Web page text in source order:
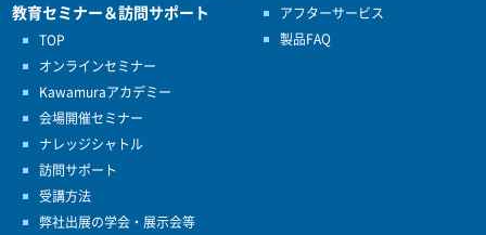
教育セミナー＆訪問サポート
TOP
オンラインセミナー
Kawamuraアカデミー
会場開催セミナー
ナレッジシャトル
訪問サポート
受講方法
弊社出展の学会・展示会等
アフターサービス
製品FAQ